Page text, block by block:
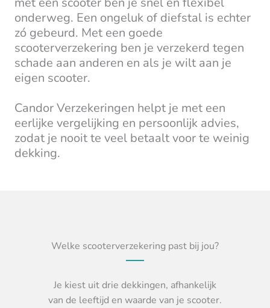
onderweg. Een ongeluk of diefstal is echter
zó gebeurd. Met een goede
scooterverzekering ben je verzekerd tegen
schade aan anderen en als je wilt aan je
eigen scooter.
Candor Verzekeringen helpt je met een
eerlijke vergelijking en persoonlijk advies,
zodat je nooit te veel betaalt voor te weinig
dekking.
Welke scooterverzekering past bij jou?
Je kiest uit drie dekkingen, afhankelijk
van de leeftijd en waarde van je scooter.